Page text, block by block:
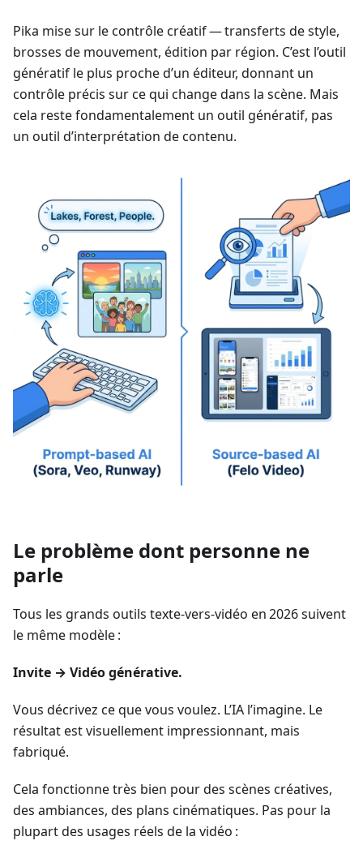
Pika mise sur le contrôle créatif — transferts de style,
brosses de mouvement, édition par région. C’est l’outil
génératif le plus proche d’un éditeur, donnant un
contrôle précis sur ce qui change dans la scène. Mais
cela reste fondamentalement un outil génératif, pas
un outil d’interprétation de contenu.
Le problème dont personne ne
parle
Tous les grands outils texte‑vers‑vidéo en 2026 suivent
le même modèle :
Invite → Vidéo générative.
Vous décrivez ce que vous voulez. L’IA l’imagine. Le
résultat est visuellement impressionnant, mais
fabriqué.
Cela fonctionne très bien pour des scènes créatives,
des ambiances, des plans cinématiques. Pas pour la
plupart des usages réels de la vidéo :